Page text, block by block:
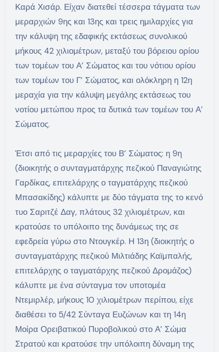
Καρά Χισάρ. Είχαν διατεθεί τέσσερα τάγματα των
μεραρχιών 9ης και 13ης και τρεις ημιλαρχίες για
την κάλυψη της εδαφικής εκτάσεως συνολικού
μήκους 42 χιλιομέτρων, μεταξύ του βόρειου ορίου
των τομέων του Α’ Σώματος και του νότιου ορίου
των τομέων του Γ’ Σώματος, και ολόκληρη η 12η
μεραχία για την κάλυψη μεγάλης εκτάσεως του
νοτίου μετώπου προς τα δυτικά των τομέων του Α’
Σώματος.
Έτσι από τις μεραρχίες του Β’ Σώματος: η 9η
(διοικητής ο συνταγματάρχης πεζικού Παναγιώτης
Γαρδίκας, επιτελάρχης ο ταγματάρχης πεζικού
Μπασακίδης) κάλυπτε με δύο τάγματα της το κενό
τυο Σαριτζέ Δαγ, πλάτους 32 χιλιομέτρων, και
κρατούσε το υπόλοιπο της δυνάμεως της σε
εφεδρεία γύρω στο Ντουγκέρ. Η 13η (διοικητής ο
συνταγματάρχης πεζικού Μιλτιάδης Καϊμπαλής,
επιτελάρχης ο ταγματάρχης πεζικού Δρομάζος)
κάλυπτε με ένα σύνταγμα τον υποτομέα
Ντεμιρλέρ, μήκους 10 χιλιομέτρων περίπου, είχε
διαθέσει το 5/42 Σύνταγα Ευζώνων και τη 14η
Μοίρα Ορειβατικού Πυροβολικού στο Α’ Σώμα
Στρατού και κρατούσε την υπόλοιπη δύναμη της